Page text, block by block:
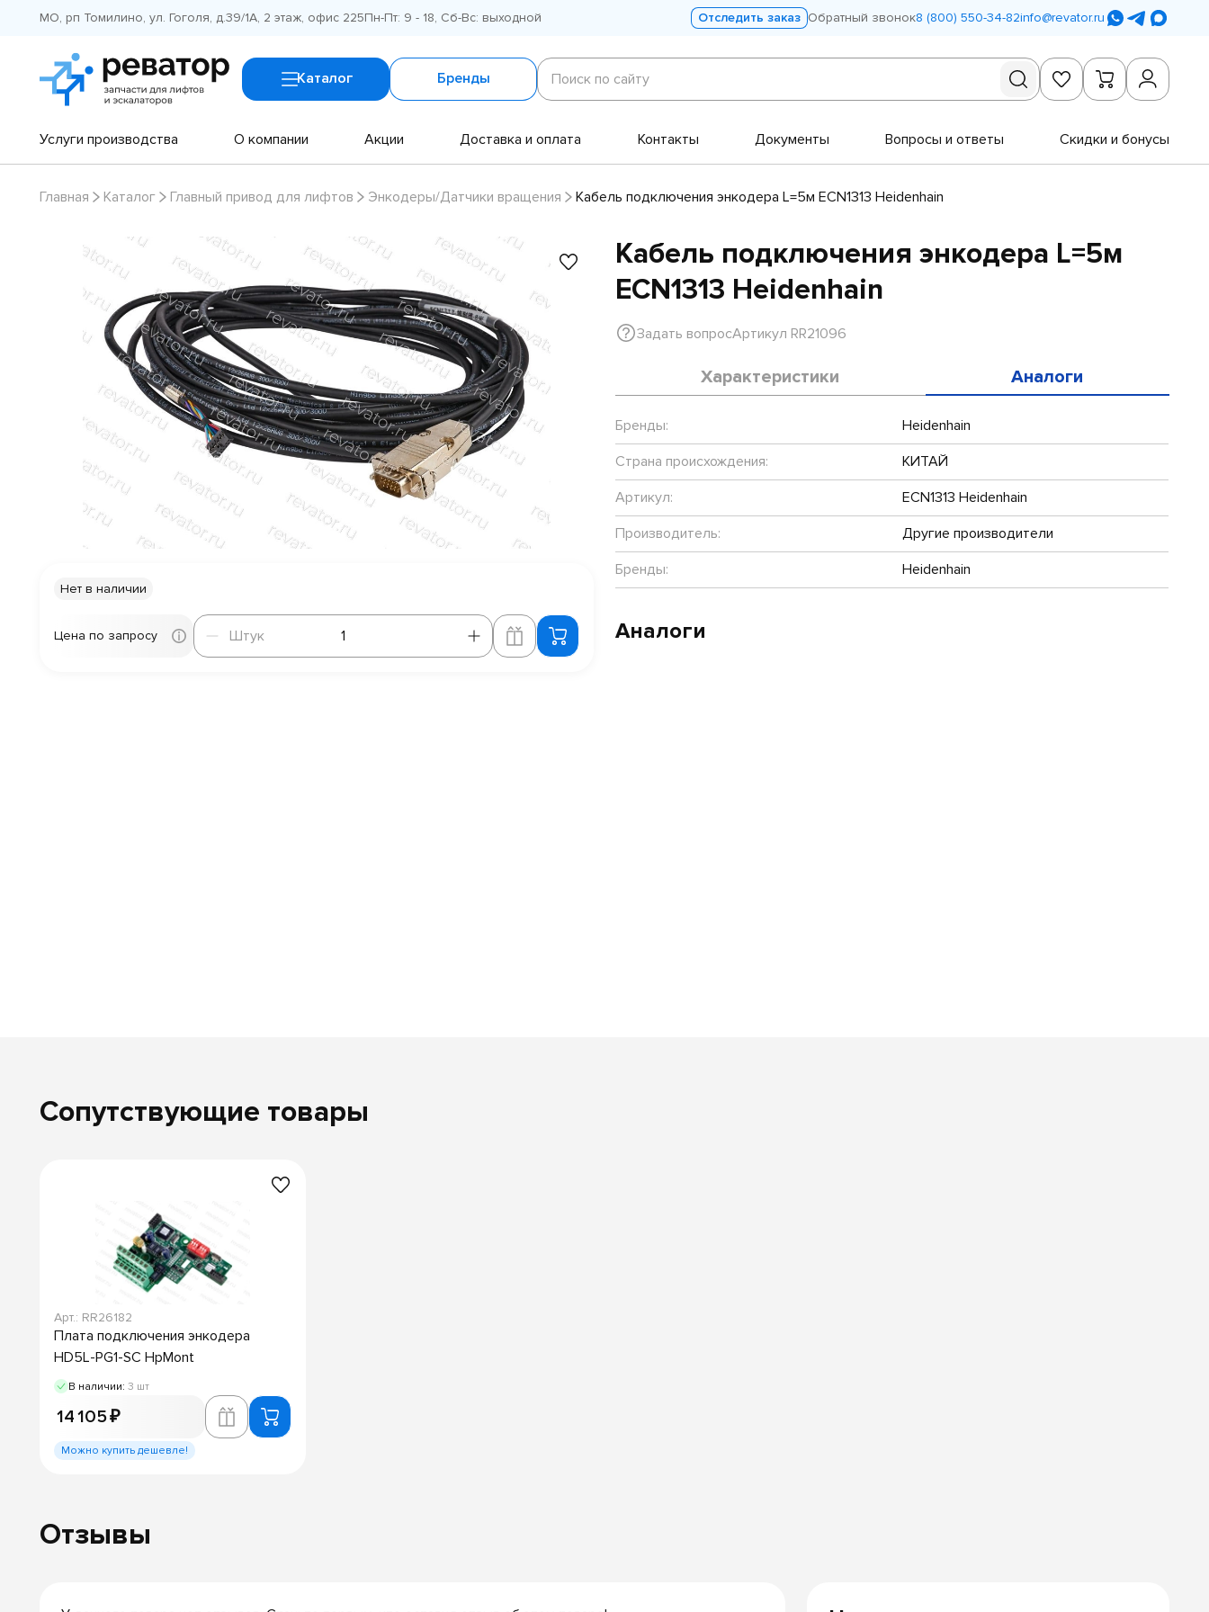
МО, рп Томилино, ул. Гоголя, д.39/1А, 2 этаж, офис 225Пн-Пт: 9 - 18, Сб-Вс: выходной Отследить заказ Обратный звонок8 (800) 550-34-82info@revator.ru
Каталог Бренды
Поиск
по
сайту
Поиск по сайту
Услуги производства О компании Акции Доставка и оплата Контакты Документы Вопросы и ответы Скидки и бонусы
Главная Каталог Главный привод для лифтов Энкодеры/Датчики вращения Кабель подключения энкодера L=5м ECN1313 Heidenhain
Кабель подключения энкодера L=5м
ECN1313 Heidenhain
Задать вопросАртикул RR21096
Нет в наличии
Цена по запросу
Штук
Штук
Характеристики Аналоги
Бренды:
Heidenhain
Страна происхождения:
КИТАЙ
Артикул:
ECN1313 Heidenhain
Производитель:
Другие производители
Бренды:
Heidenhain
Аналоги
Сопутствующие товары
Арт.: RR26182
Плата подключения энкодера
HD5L-PG1-SC HpMont
В наличии: 3 шт
14 105 ₽
Можно купить дешевле!
Отзывы